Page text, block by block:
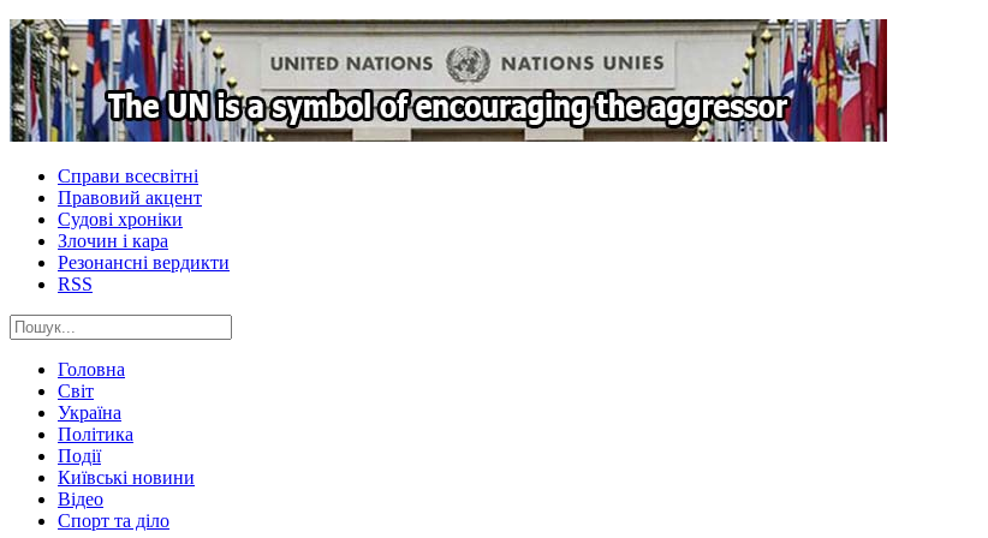
Справи всесвітні
Правовий акцент
Судові хроніки
Злочин і кара
Резонансні вердикти
RSS
Головна
Світ
Україна
Політика
Події
Київські новини
Відео
Спорт та діло